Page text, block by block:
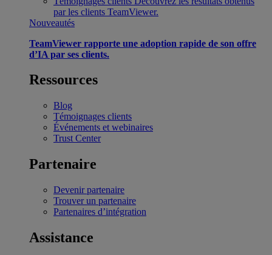
par les clients TeamViewer.
Nouveautés
TeamViewer rapporte une adoption rapide de son offre
d’IA par ses clients.
Ressources
Blog
Témoignages clients
Événements et webinaires
Trust Center
Partenaire
Devenir partenaire
Trouver un partenaire
Partenaires d’intégration
Assistance